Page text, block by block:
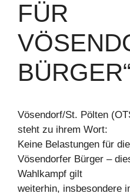
FÜR
BÜRGER“
Vösendorf/St. Pölten
steht zu ihrem Wort:
Keine Belastungen für die
Vösendorfer Bürger –
Wahlkampf gilt
weiterhin, insbesondere